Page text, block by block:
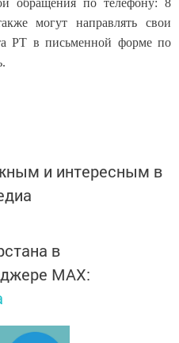
могут направлять свои
РТ в письменной форме по
и интересным в
в
MАХ: